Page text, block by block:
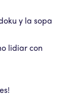
y la sopa
lidiar con